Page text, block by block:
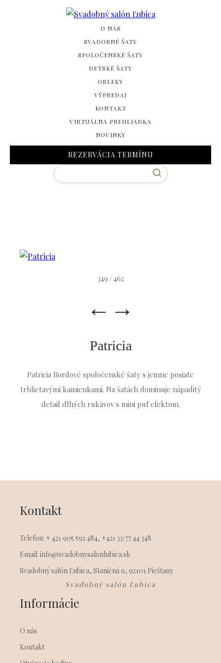
O NÁS
SVADOBNÉ ŠATY
SPOLOČENSKÉ ŠATY
DETSKÉ ŠATY
OBLEKY
VÝPREDAJ
KONTAKT
VIRTUÁLNA PREHLIADKA
NOVINKY
REZERVÁCIA TERMÍNU
349 / 462
← →
Patricia
Patricia Bordové spoločenské šaty s jemne posiate
trblietavými kamienkami. Na šatách dominuje nápaditý
detail dlhých rukávov s mini puf efektom.
Kontakt
Telefon: + 421 905 592 484, +421 33/77 44 348
Email: info@svadobnysalonlubica.sk
Svadobný salón Ľubica, Staničná 9, 92101 Piešťany
Svadobný salón Ľubica
Informácie
O nás
Kontakt